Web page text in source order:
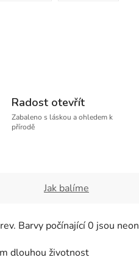
Radost otevřít
Zabaleno s láskou a ohledem k
přírodě
Jak balíme
Barvy počínající 0 jsou
dlouhou životnost